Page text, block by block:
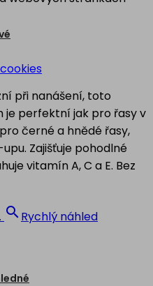
při nanášení, toto
je perfektní jak pro řasy v
černé a hnědé řasy,
Zajišťuje pohodlné
vitamín A, C a E. Bez
 Rychlý náhled